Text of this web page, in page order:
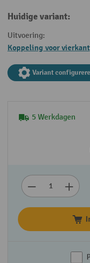
Huidige variant:
Uitvoering:
Koppeling voor
Variant
5 Werkdagen